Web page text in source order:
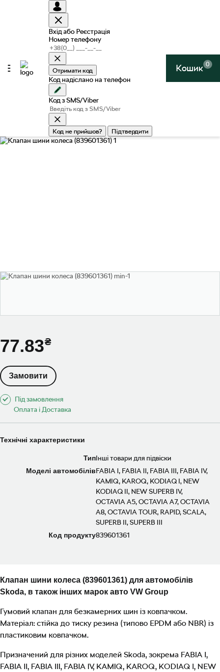
Кошик 0
Вхід або Реєстрація
Номер телефону
Отримати код
Код надіслано на телефон
Код з SMS/Viber
Код не прийшов? Підтвердити
Клапан шини колеса (839601361) для автомобілів
Skoda, в також інших марок авто VW Group
Гумовий клапан для безкамерних шин із ковпачком.
Матеріал: стійка до тиску резина (типово EPDM або NBR) із
пластиковим ковпачком.
Призначений для різних моделей Skoda, зокрема FABIA I,
FABIA II, FABIA III, FABIA IV, KAMIQ, KAROQ, KODIAQ I, NEW
77.83
Замовити
Під замовлення
Оплата і Доставка
Технічні характеристики
ТипІнші товари для підвіски
Моделі автомобілівFABIA I, FABIA II, FABIA III, FABIA IV,
KAMIQ, KAROQ, KODIAQ I, NEW
KODIAQ II, NEW SUPERB IV,
OCTAVIA A5, OCTAVIA A7, OCTAVIA
A8, OCTAVIA TOUR, RAPID, SCALA,
SUPERB II, SUPERB III
Код продукту839601361